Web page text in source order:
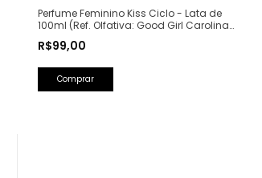
Perfume Feminino Kiss Ciclo - Lata de
100ml (Ref. Olfativa: Good Girl Carolina
R$99,00